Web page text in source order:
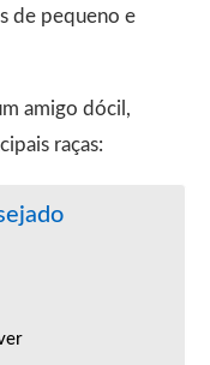
de pequeno e
amigo dócil,
raças: